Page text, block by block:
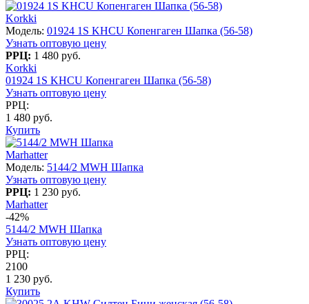
Korkki
Модель: 01924 1S KHCU Копенгаген Шапка (56-58)
Узнать оптовую цену
РРЦ: 1 480 руб.
Korkki
01924 1S KHCU Копенгаген Шапка (56-58)
Узнать оптовую цену
РРЦ:
1 480 руб.
Купить
Marhatter
Модель: 5144/2 MWH Шапка
Узнать оптовую цену
РРЦ: 1 230 руб.
Marhatter
-42%
5144/2 MWH Шапка
Узнать оптовую цену
РРЦ:
2100
1 230 руб.
Купить